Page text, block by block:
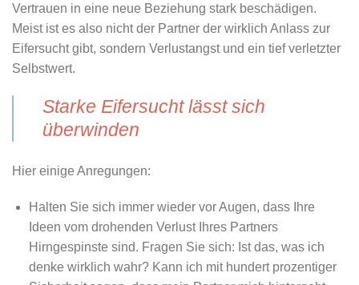
Vertrauen in eine neue Beziehung stark beschädigen.
Meist ist es also nicht der Partner der wirklich Anlass zur
Eifersucht gibt, sondern Verlustangst und ein tief verletzter
Selbstwert.
Starke Eifersucht lässt sich
überwinden
Hier einige Anregungen:
Halten Sie sich immer wieder vor Augen, dass Ihre
Ideen vom drohenden Verlust Ihres Partners
Hirngespinste sind. Fragen Sie sich: Ist das, was ich
denke wirklich wahr? Kann ich mit hundert prozentiger